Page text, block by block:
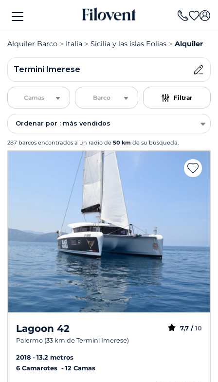
Alquiler Barco Italia Sicilia y las islas Eolias Alquiler
Termini Imerese
Camas Barco Filtrar
Ordenar por : más vendidos
287 barcos encontrados a un radio de 50 km de su búsqueda.
Lagoon 42
Palermo (33 km de Termini Imerese)
7,7 / 10
2018
13.2 metros
6 Camarotes
12 Camas